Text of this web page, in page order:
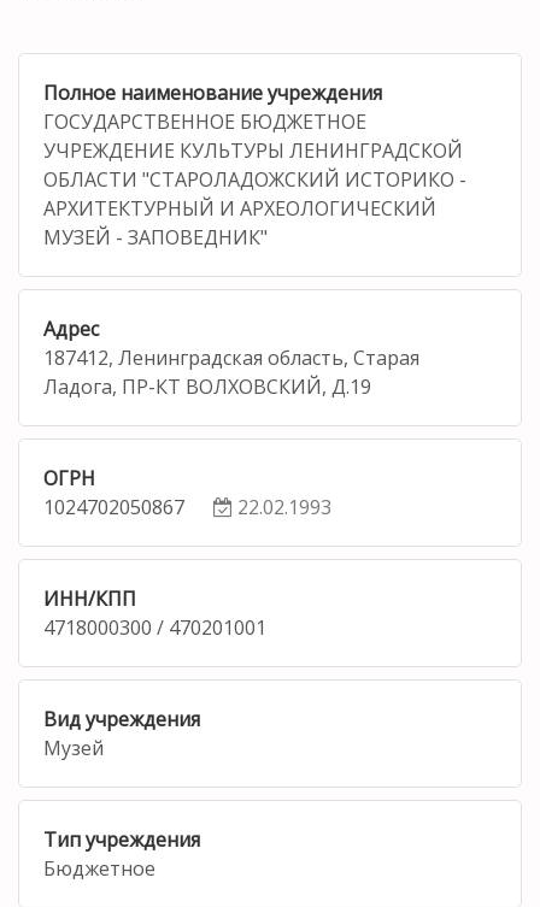
Полное наименование учреждения
ГОСУДАРСТВЕННОЕ БЮДЖЕТНОЕ
УЧРЕЖДЕНИЕ КУЛЬТУРЫ ЛЕНИНГРАДСКОЙ
ОБЛАСТИ "СТАРОЛАДОЖСКИЙ ИСТОРИКО -
АРХИТЕКТУРНЫЙ И АРХЕОЛОГИЧЕСКИЙ
МУЗЕЙ - ЗАПОВЕДНИК"
Адрес
187412, Ленинградская область, Старая
Ладога, ПР-КТ ВОЛХОВСКИЙ, Д.19
ОГРН
1024702050867
22.02.1993
ИНН/КПП
4718000300 / 470201001
Вид учреждения
Музей
Тип учреждения
Бюджетное